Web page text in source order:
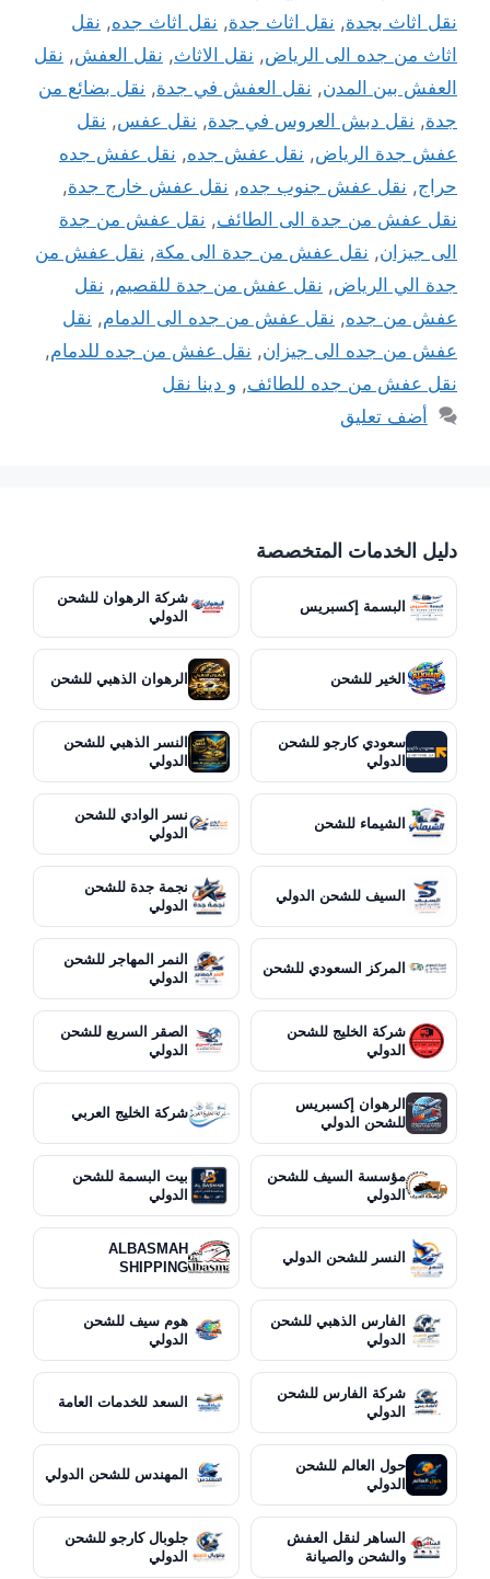
نقل اثاث بجدة, نقل اثاث جدة, نقل اثاث جده, نقل
اثاث من جده الى الرياض, نقل الاثاث, نقل العفش, نقل
العفش بين المدن, نقل العفش في جدة, نقل بضائع من
جدة, نقل دبش العروس في جدة, نقل عفس, نقل
عفش جدة الرياض, نقل عفش جده, نقل عفش جده
حراج, نقل عفش جنوب جده, نقل عفش خارج جدة,
نقل عفش من جدة الى الطائف, نقل عفش من جدة
الى جيزان, نقل عفش من جدة الى مكة, نقل عفش من
جدة الي الرياض, نقل عفش من جدة للقصيم, نقل
عفش من جده, نقل عفش من جده الى الدمام, نقل
عفش من جده الى جيزان, نقل عفش من جده للدمام,
نقل عفش من جده للطائف, و دينا نقل
أضف تعليق
دليل الخدمات المتخصصة
البسمة إكسبريس
شركة الرهوان للشحن
الدولي
الخير للشحن الرهوان الذهبي للشحن
سعودي كارجو للشحن
الدولي
النسر الذهبي للشحن
الدولي
الشيماء للشحن
نسر الوادي للشحن
الدولي
السيف للشحن الدولي
نجمة جدة للشحن
الدولي
المركز السعودي للشحن
النمر المهاجر للشحن
الدولي
شركة الخليج للشحن
الدولي
الصقر السريع للشحن
الدولي
الرهوان إكسبريس
للشحن الدولي
شركة الخليج العربي
مؤسسة السيف للشحن
الدولي
بيت البسمة للشحن
الدولي
النسر للشحن الدولي
ALBASMAH
SHIPPING
الفارس الذهبي للشحن
الدولي
هوم سيف للشحن
الدولي
شركة الفارس للشحن
الدولي
السعد للخدمات العامة
حول العالم للشحن
الدولي
المهندس للشحن الدولي
الساهر لنقل العفش
والشحن والصيانة
جلوبال كارجو للشحن
الدولي